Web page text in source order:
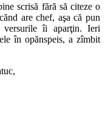
scrisă fără să citeze o
are chef, aşa că pun
îi aparţin. Ieri
în opănspeis, a zîmbit